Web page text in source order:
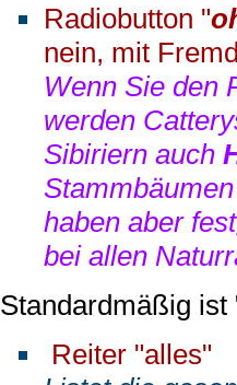
Radiobutton "
nein, mit
Wenn Sie den
werden
Sibiriern auch
haben aber
bei allen
Standardmäßig
Reiter "alles"